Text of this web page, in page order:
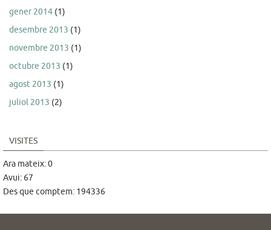
gener 2014 (1)
desembre 2013 (1)
novembre 2013 (1)
octubre 2013 (1)
agost 2013 (1)
juliol 2013 (2)
VISITES
Ara mateix: 0
Avui: 67
Des que comptem: 194336